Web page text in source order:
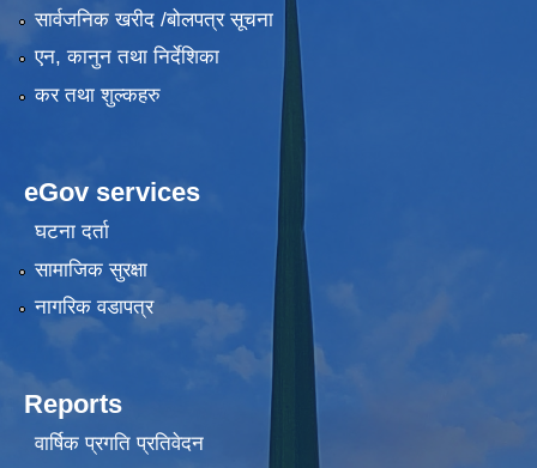
सार्वजनिक खरीद /बोलपत्र सूचना
एन, कानुन तथा निर्देशिका
कर तथा शुल्कहरु
eGov services
घटना दर्ता
सामाजिक सुरक्षा
नागरिक वडापत्र
Reports
वार्षिक प्रगति प्रतिवेदन